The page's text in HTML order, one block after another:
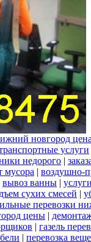
новгород
услуги
недорого |
мусора | воздушно-
вывоз ванны |
сухих смесей |
перевозки
цены |
| газель
| перевозка